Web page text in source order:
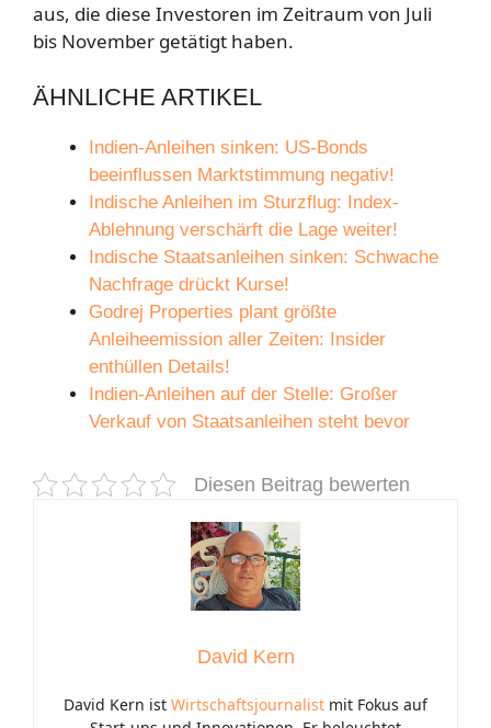
aus, die diese Investoren im Zeitraum von Juli
bis November getätigt haben.
ÄHNLICHE ARTIKEL
Indien-Anleihen sinken: US-Bonds
beeinflussen Marktstimmung negativ!
Indische Anleihen im Sturzflug: Index-
Ablehnung verschärft die Lage weiter!
Indische Staatsanleihen sinken: Schwache
Nachfrage drückt Kurse!
Godrej Properties plant größte
Anleiheemission aller Zeiten: Insider
enthüllen Details!
Indien-Anleihen auf der Stelle: Großer
Verkauf von Staatsanleihen steht bevor
Diesen Beitrag bewerten
David Kern
David Kern ist Wirtschaftsjournalist mit Fokus auf